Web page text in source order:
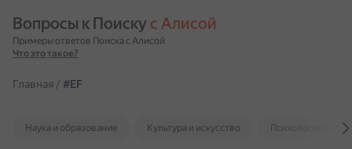
Вопросы к Поиску с Алисой
Примеры ответов Поиска с Алисой
Что это такое?
Главная / #EF
Наука и образование Культура и искусство Психология и